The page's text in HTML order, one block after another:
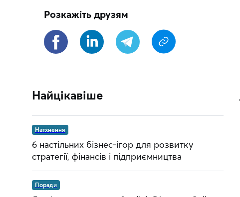
Розкажіть друзям
Найцікавіше
Натхнення
6 настільних бізнес-ігор для розвитку
стратегії, фінансів і підприємництва
Поради